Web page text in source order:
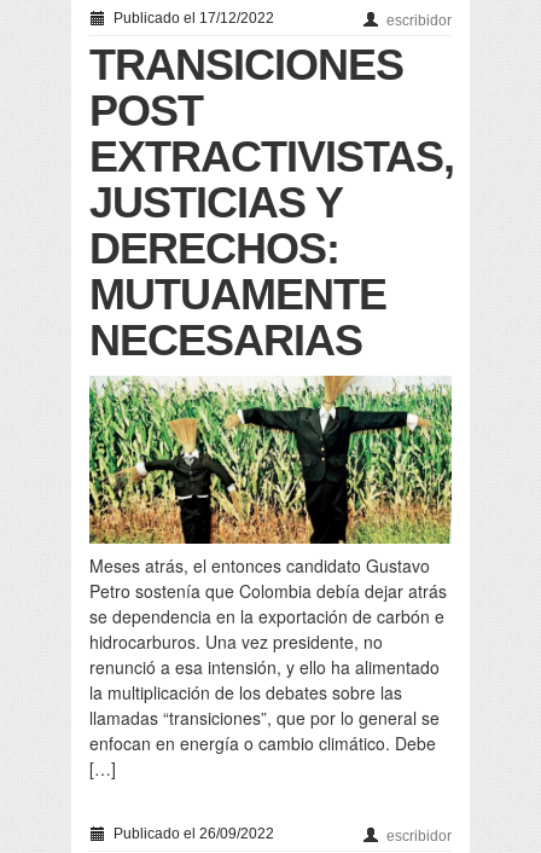
Publicado el 17/12/2022 escribidor
TRANSICIONES
POST
EXTRACTIVISTAS,
JUSTICIAS Y
DERECHOS:
MUTUAMENTE
NECESARIAS
Meses atrás, el entonces candidato Gustavo
Petro sostenía que Colombia debía dejar atrás
se dependencia en la exportación de carbón e
hidrocarburos. Una vez presidente, no
renunció a esa intensión, y ello ha alimentado
la multiplicación de los debates sobre las
llamadas “transiciones”, que por lo general se
enfocan en energía o cambio climático. Debe
[…]
Publicado el 26/09/2022 escribidor